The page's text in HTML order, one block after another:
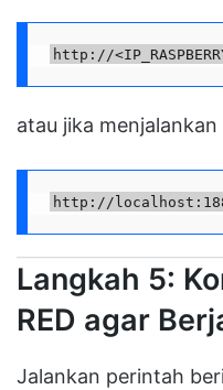
http://
atau jika
http://
Langkah 5:
RED agar
Jalankan perintah